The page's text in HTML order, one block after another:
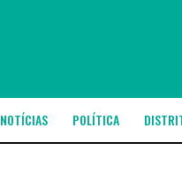
NOTÍCIAS POLÍTICA